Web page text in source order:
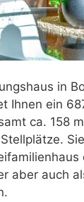
in
Ihnen ein
ca. 158
aber auch